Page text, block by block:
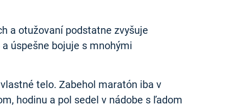
a otužovaní podstatne zvyšuje
úspešne bojuje s mnohými
telo. Zabehol maratón iba v
hodinu a pol sedel v nádobe s ľadom